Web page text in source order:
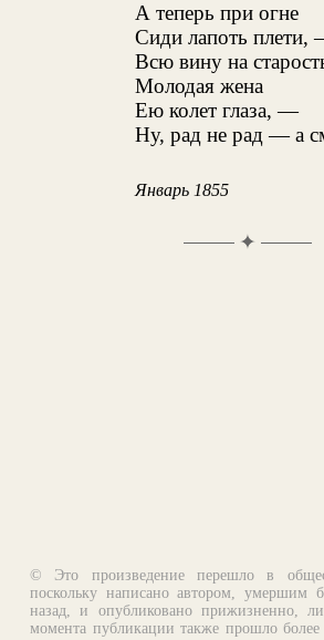
А теперь при огне
Сиди лапоть плети,
Всю вину на
Молодая жена
Ею колет глаза, —
Ну, рад не рад — а
Январь 1855
✦
© Это произведение перешло в
поскольку написано автором, умершим
назад, и опубликовано прижизненно,
момента публикации также прошло более